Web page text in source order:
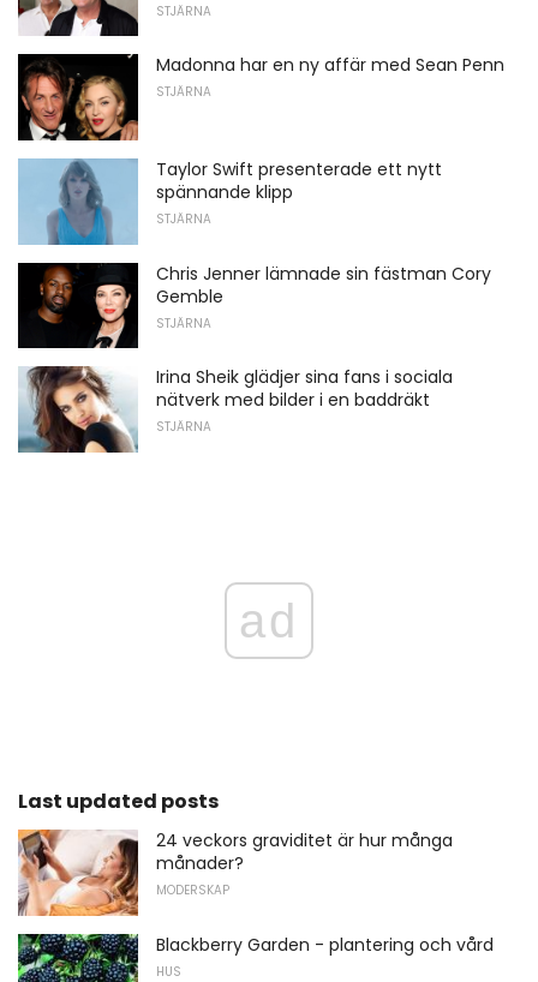
STJÄRNA
Madonna har en ny affär med Sean Penn
STJÄRNA
Taylor Swift presenterade ett nytt
spännande klipp
STJÄRNA
Chris Jenner lämnade sin fästman Cory
Gemble
STJÄRNA
Irina Sheik glädjer sina fans i sociala
nätverk med bilder i en baddräkt
STJÄRNA
ad
Last updated posts
24 veckors graviditet är hur många
månader?
MODERSKAP
Blackberry Garden - plantering och vård
HUS